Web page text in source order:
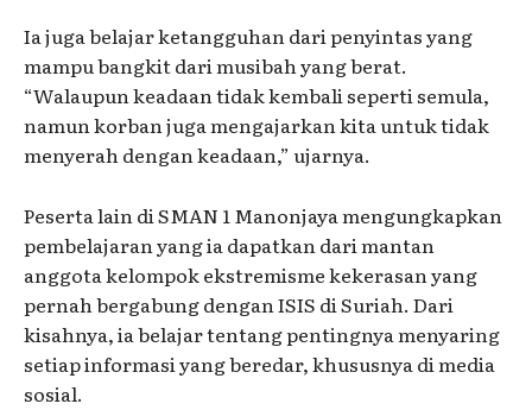
Ia juga belajar ketangguhan dari penyintas yang
mampu bangkit dari musibah yang berat.
“Walaupun keadaan tidak kembali seperti semula,
namun korban juga mengajarkan kita untuk tidak
menyerah dengan keadaan,” ujarnya.
Peserta lain di SMAN 1 Manonjaya mengungkapkan
pembelajaran yang ia dapatkan dari mantan
anggota kelompok ekstremisme kekerasan yang
pernah bergabung dengan ISIS di Suriah. Dari
kisahnya, ia belajar tentang pentingnya menyaring
setiap informasi yang beredar, khususnya di media
sosial.